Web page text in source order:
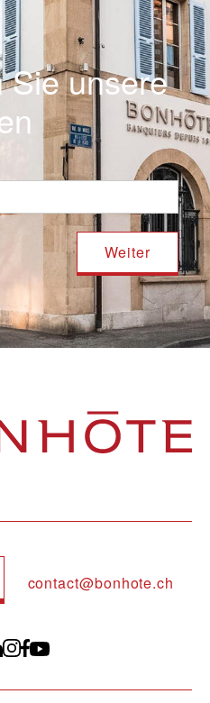
Sie unsere
contact@bonhote.ch